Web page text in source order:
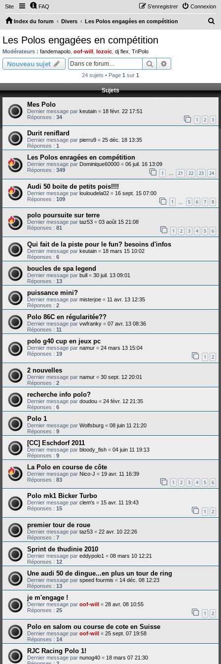
Site FAQ Connexion
S’enregistrer
Index du forum Divers Les Polos engagées en compétition
c
e
r
Les Polos engagées en compétition
Modérateurs : fandemapolo oof-will lozoic dj flex TriPolo
Nouveau sujet Rechercher
24 sujets • Page 1 sur 1
Sujets
Mes Polo
Dernier message par keutain « 18 févr. 22 17:51
Réponses : 34 1 2 3
Durit reniflard
Dernier message par pierru9 « 25 déc. 18 13:35
Réponses : 1
Les Polos enragées en compétition
Dernier message par Dominique60000 « 06 juil. 16 13:09
Réponses : 349 1 … 21 22 23 24
Audi 50 boite de petits pois!!!!
Dernier message par louloudela02 « 16 sept. 15 07:00
Réponses : 109 1 5 6 7 8
polo poursuite sur terre
Dernier message par taz53 « 03 août 15 21:08
Réponses : 81 1 2 3 4 5 6
Qui fait de la piste pour le fun? besoins d'infos
Dernier message par keutain « 18 mars 15 10:02
Réponses : 6
boucles de spa legend
Dernier message par bull « 30 juil. 13 09:01
Réponses : 13
puissance mini?
Dernier message par misterjoe « 11 avr. 13 12:35
Réponses : 2
Polo 86C en régularitée??
Dernier message par vwfranky « 07 avr. 13 08:36
Réponses : 11
polo g40 cup en jeux pc
Dernier message par namur « 24 mars 13 15:04
Réponses : 19 1 2
2 nouvelles
Dernier message par namur « 30 sept. 12 20:01
Réponses : 2
recherche info polo?
Dernier message par doudou « 24 févr. 12 21:35
Réponses : 6
Polo 1
Dernier message par Wolfsburg « 08 juin 11 21:20
Réponses : 9
[CC] Eschdorf 2011
Dernier message par bloody_fish « 04 juin 11 19:13
Réponses : 9
La Polo en course de côte
Dernier message par Nico-J « 19 avr. 11 16:39
Réponses : 83 1 2 3 4 5 6
Polo mk1 Bicker Turbo
Dernier message par clem's « 15 avr. 11 19:43
Réponses : 15 1 2
premier tour de roue
Dernier message par taz53 « 22 avr. 10 22:26
Réponses : 7
Sprint de thudinie 2010
Dernier message par eddypolo1 « 08 mars 10 12:21
Réponses : 12
Une audi 50 de dingue...en plus un tour de ring
Dernier message par speed fourmis « 14 déc. 08 12:23
Réponses : 13
je m'engage !
Dernier message par oof-will « 28 avr. 08 10:55
Réponses : 25 1 2
Polo en salom ou course de cote en Suisse
Dernier message par oof-will « 25 sept. 07 19:58
Réponses : 14
RJC Racing Polo 1!
Dernier message par nunog40 « 18 mars 07 21:30